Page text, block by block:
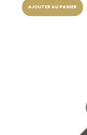
AJOUTER AU PANIER